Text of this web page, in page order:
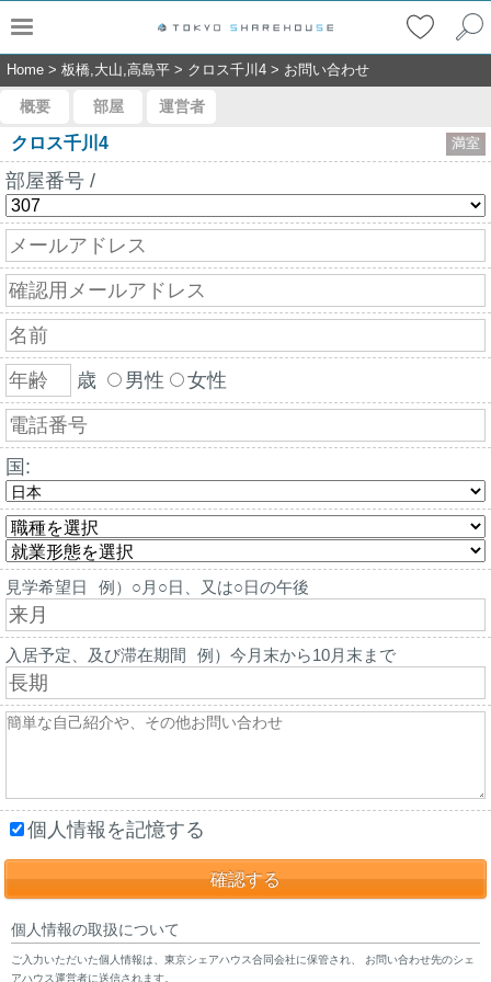
Home > 板橋,大山,高島平 > クロス千川4 > お問い合わせ
概要 部屋 運営者
クロス千川4 満室
部屋番号 /
歳 男性 女性
国:
見学希望日 例）○月○日、又は○日の午後
入居予定、及び滞在期間 例）今月末から10月末まで
個人情報を記憶する
個人情報の取扱について
ご入力いただいた個人情報は、東京シェアハウス合同会社に保管され、 お問い合わせ先のシェ
アハウス運営者に送信されます。